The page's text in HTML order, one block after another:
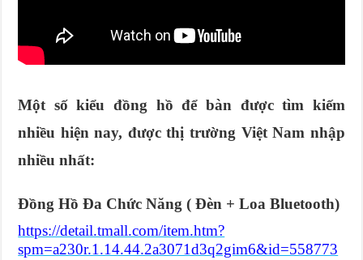
Một số kiểu đồng hồ để bàn được tìm kiếm
nhiều hiện nay, được thị trường Việt Nam nhập
nhiều nhất:
Đồng Hồ Đa Chức Năng ( Đèn + Loa Bluetooth)
https://detail.tmall.com/item.htm?
spm=a230r.1.14.44.2a3071d3q2gim6&id=558773